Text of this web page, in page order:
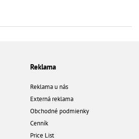
Reklama
Reklama u nás
Externá reklama
Obchodné podmienky
Cenník
Price List